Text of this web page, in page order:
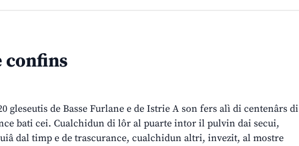
confins
gleseutis de Basse Furlane e de Istrie A son fers alì di centenârs di
bati cei. Cualchidun di lôr al puarte intor il pulvin dai secui,
dal timp e de trascurance, cualchidun altri, invezit, al mostre